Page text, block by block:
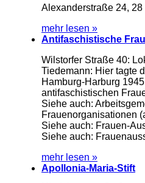
Alexanderstraße 24, 28
mehr lesen »
Antifaschistische
Wilstorfer Straße 40:
Tiedemann: Hier tagte
Hamburg-Harburg
antifaschistischen
Siehe auch:
Frauenorganisationen
Siehe auch: Frauen-
Siehe auch:
mehr lesen »
Apollonia-Maria-Stift